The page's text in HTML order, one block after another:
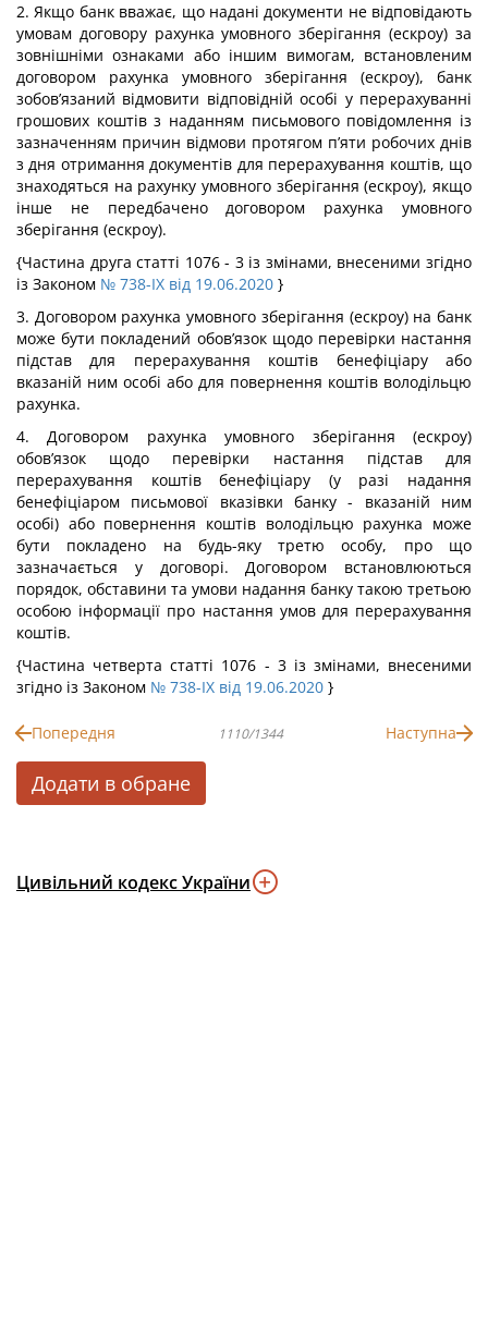
2. Якщо банк вважає, що надані документи не відповідають
умовам договору рахунка умовного зберігання (ескроу) за
зовнішніми ознаками або іншим вимогам, встановленим
договором рахунка умовного зберігання (ескроу), банк
зобов’язаний відмовити відповідній особі у перерахуванні
грошових коштів з наданням письмового повідомлення із
зазначенням причин відмови протягом п’яти робочих днів
з дня отримання документів для перерахування коштів, що
знаходяться на рахунку умовного зберігання (ескроу), якщо
інше не передбачено договором рахунка умовного
зберігання (ескроу).
{Частина друга статті 1076 - 3 із змінами, внесеними згідно
із Законом № 738-IX від 19.06.2020 }
3. Договором рахунка умовного зберігання (ескроу) на банк
може бути покладений обов’язок щодо перевірки настання
підстав для перерахування коштів бенефіціару або
вказаній ним особі або для повернення коштів володільцю
рахунка.
4. Договором рахунка умовного зберігання (ескроу)
обов’язок щодо перевірки настання підстав для
перерахування коштів бенефіціару (у разі надання
бенефіціаром письмової вказівки банку - вказаній ним
особі) або повернення коштів володільцю рахунка може
бути покладено на будь-яку третю особу, про що
зазначається у договорі. Договором встановлюються
порядок, обставини та умови надання банку такою третьою
особою інформації про настання умов для перерахування
коштів.
{Частина четверта статті 1076 - 3 із змінами, внесеними
згідно із Законом № 738-IX від 19.06.2020 }
Попередня 1110/1344 Наступна
Додати в обране
Цивільний кодекс України